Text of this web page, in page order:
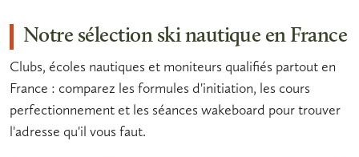
Notre sélection ski nautique en France
Clubs, écoles nautiques et moniteurs qualifiés partout en
France : comparez les formules d'initiation, les cours
perfectionnement et les séances wakeboard pour trouver
l'adresse qu'il vous faut.